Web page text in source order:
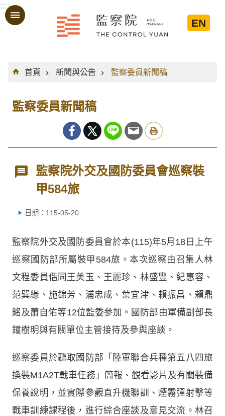
跳到主要內容區塊
:::
EN
:::
首頁
新聞與公告 監察委員新聞稿
監察委員新聞稿
監察院外交及國防委員會巡察裝
甲584旅
日期：115-05-20
監察院外交及國防委員會於本(115)年5月18日上午
巡察國防部所屬裝甲584旅。本次巡察由召集人林
文程委員偕同王美玉、王麗珍、林盛豐、紀惠容、
范巽綠、施錦芳、浦忠成、葉宜津、賴振昌、賴鼎
銘及蕭自佑等12位監委參加。國防部由軍備副部長
鐘樹明與有關單位主管接待及參與座談。
巡察委員於聽取國防部「陸軍聯合兵種第五八四旅
換裝M1A2T戰車任務」簡報、觀看影片及有關裝備
保養說明，並實際參觀直升機聯訓、煙霧彈射擊等
戰車訓練課程後，進行綜合座談及意見交流。林召